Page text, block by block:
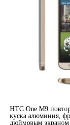
HTC One M9
куска алюминия,
дюймовым